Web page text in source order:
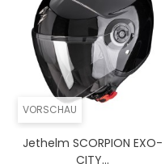
VORSCHAU
Jethelm SCORPION EXO-
CITY...